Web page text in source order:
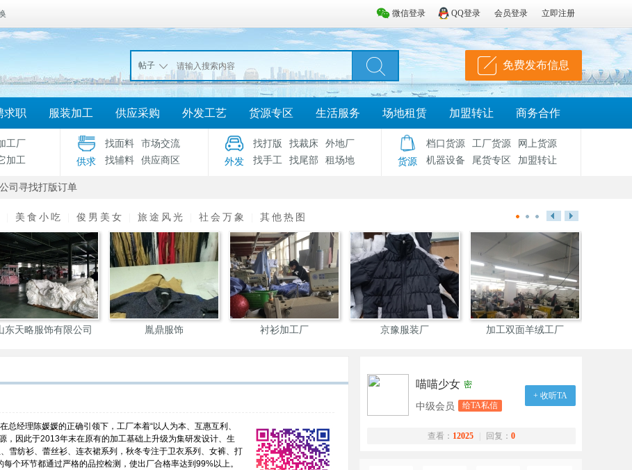
微信登录 QQ登录 会员登录 立即注册
帖子 免费发布信息
求职 服装加工 供应采购 外发工艺 货源专区 生活服务 场地租赁 加盟转让 商务合作
工厂
加工 供求
找面料
市场交流
找辅料
供应商区 外发
找打版 找裁床
外地厂
找手工
找尾部 租场地 货源
档口货源 工厂货源
网上货源
机器设备
尾货专区 加盟转让
司寻找打版订单
美食小吃 俊男美女 旅途风光 社会万象 其他热图
东天略服饰有限公司 胤鼎服饰 衬衫加工厂 京豫服装厂 加工双面羊绒工厂
经理陈媛媛的正确引领下，工厂本着“以人为本、互惠互利、
，因此于2013年末在原有的加工基础上升级为集研发设计、生
雪纺衫、蕾丝衫、连衣裙系列，秋冬专注于卫衣系列、女裤、打
个环节都通过严格的品控检测，使出厂合格率达到99%以上。
喵喵少女 密
中级会员 给TA私信
+ 收听TA
查看： 12025 回复： 0